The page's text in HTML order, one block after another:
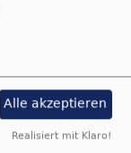
Alle akzeptieren
Realisiert mit Klaro!